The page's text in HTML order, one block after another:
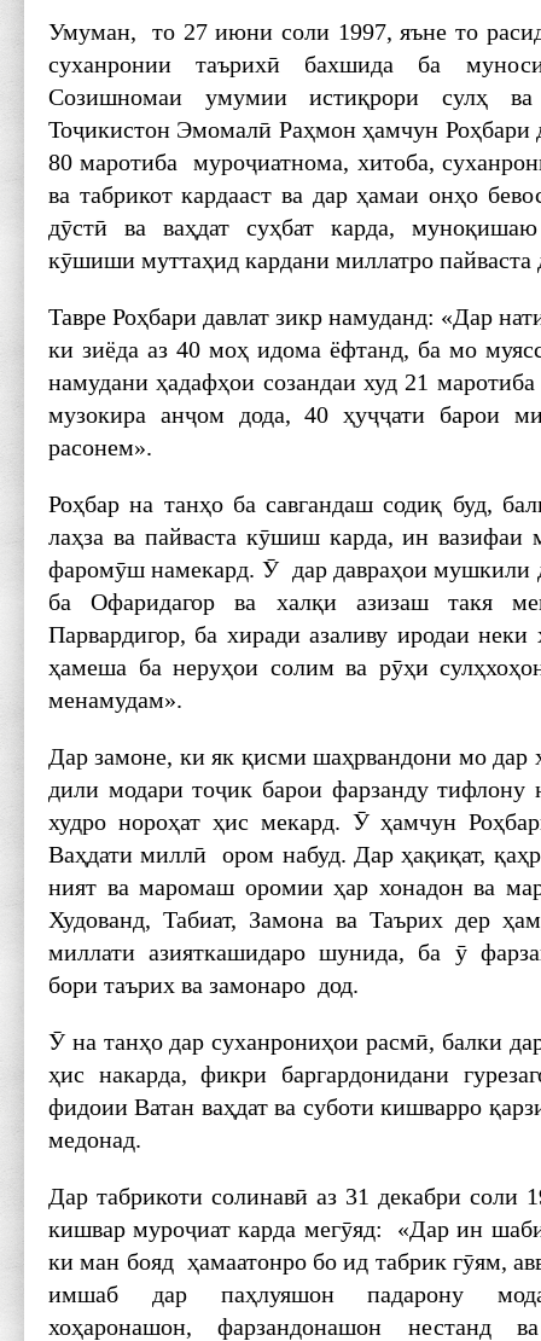
Умуман, то 27 июни соли 1997, яъне то
суханронии таърихӣ бахшида ба
Созишномаи умумии истиқрори сулҳ
Тоҷикистон Эмомалӣ Раҳмон ҳамчун Роҳбари
80 маротиба муроҷиатнома, хитоба,
ва табрикот кардааст ва дар ҳамаи онҳо
дӯстӣ ва ваҳдат суҳбат карда,
кӯшиши муттаҳид кардани миллатро пайваста
Тавре Роҳбари давлат зикр намуданд: «Дар
ки зиёда аз 40 моҳ идома ёфтанд, ба мо
намудани ҳадафҳои созандаи худ 21
музокира анҷом дода, 40 ҳуҷҷати барои
расонем».
Роҳбар на танҳо ба савгандаш содиқ буд,
лаҳза ва пайваста кӯшиш карда, ин вазифаи
фаромӯш намекард. Ӯ дар давраҳои мушкили
ба Офаридагор ва халқи азизаш такя
Парвардигор, ба хиради азаливу иродаи
ҳамеша ба неруҳои солим ва рӯҳи
менамудам».
Дар замоне, ки як қисми шаҳрвандони мо дар
дили модари тоҷик барои фарзанду тифлону
худро нороҳат ҳис мекард. Ӯ ҳамчун
Ваҳдати миллӣ ором набуд. Дар ҳақиқат,
ният ва маромаш оромии ҳар хонадон ва
Худованд, Табиат, Замона ва Таърих дер
миллати азияткашидаро шунида, ба ӯ
бори таърих ва замонаро дод.
Ӯ на танҳо дар суханрониҳои расмӣ, балки
ҳис накарда, фикри баргардонидани
фидоии Ватан ваҳдат ва суботи кишварро
медонад.
Дар табрикоти солинавӣ аз 31 декабри соли
кишвар муроҷиат карда мегӯяд: «Дар ин
ки ман бояд ҳамаатонро бо ид табрик гӯям,
имшаб дар паҳлуяшон падарону
хоҳаронашон, фарзандонашон нестанд